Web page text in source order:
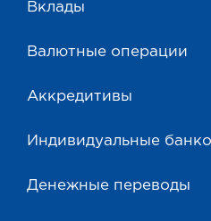
Вклады
Валютные операции
Аккредитивы
Индивидуальные
Денежные переводы